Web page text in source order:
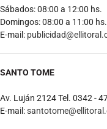
Sábados: 08:00 a 12:00 hs.
Domingos: 08:00 a 11:00
E-mail:
SANTO TOME
Av. Luján 2124 Tel. 0342 -
E-mail: